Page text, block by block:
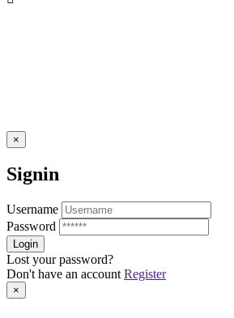
×
Signin
Username
Password
Lost your password?
Don't have an account Register
×